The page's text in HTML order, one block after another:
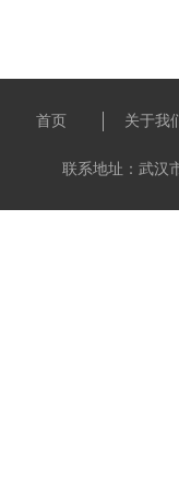
首页 关于我
联系地址：武汉